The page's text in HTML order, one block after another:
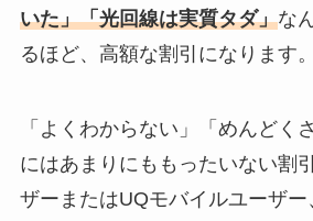
いた」「光回線は実質タダ」な
るほど、高額な割引になります。
「よくわからない」「めんどく
にはあまりにももったいない割
ザーまたはUQモバイルユーザ